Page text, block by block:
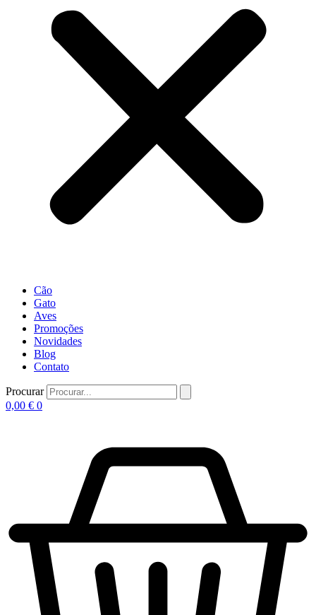
Cão
Gato
Aves
Promoções
Novidades
Blog
Contato
Procurar
0,00 € 0